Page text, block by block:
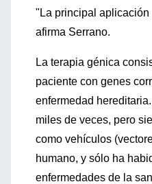
"La principal
afirma Serrano.
La terapia génica
paciente con genes
enfermedad
miles de veces, pero
como vehículos
humano, y sólo ha
enfermedades de la